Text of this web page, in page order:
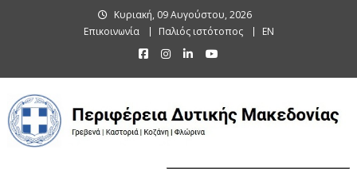
Κυριακή, 09 Αυγούστου, 2026
Επικοινωνία
Παλιός ιστότοπος EN